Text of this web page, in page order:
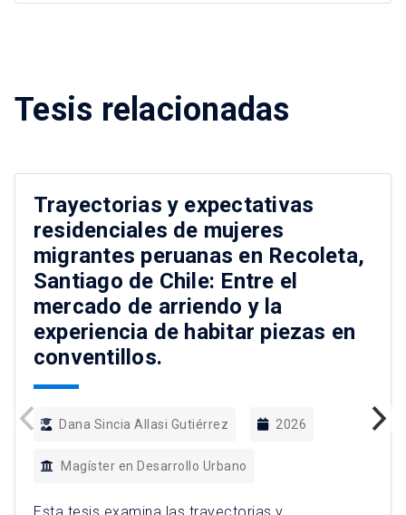
Tesis relacionadas
Trayectorias y expectativas
residenciales de mujeres
migrantes peruanas en Recoleta,
Santiago de Chile: Entre el
mercado de arriendo y la
experiencia de habitar piezas en
conventillos.
Dana Sincia Allasi Gutiérrez 2026
Magíster en Desarrollo Urbano